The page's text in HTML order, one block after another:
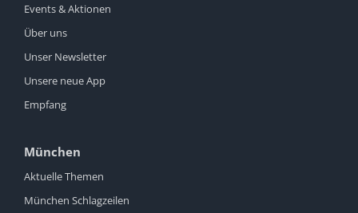
Events & Aktionen
Über uns
Unser Newsletter
Unsere neue App
Empfang
München
Aktuelle Themen
München Schlagzeilen